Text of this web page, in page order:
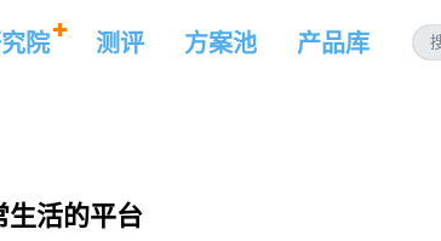
院 测评 方案池 产品库
生活的平台